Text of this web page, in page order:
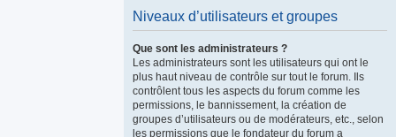
Niveaux d’utilisateurs et groupes
Que sont les administrateurs ?
Les administrateurs sont les utilisateurs qui ont le
plus haut niveau de contrôle sur tout le forum. Ils
contrôlent tous les aspects du forum comme les
permissions, le bannissement, la création de
groupes d’utilisateurs ou de modérateurs, etc., selon
les permissions que le fondateur du forum a